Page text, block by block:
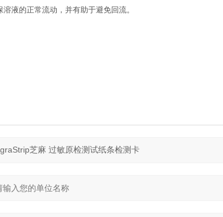
液的正常流动，并有助于避免回流。